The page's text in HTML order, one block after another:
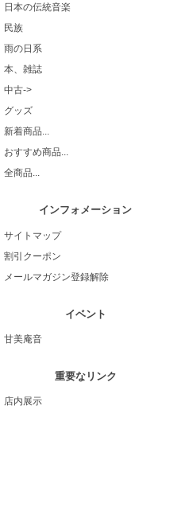
日本の伝統音楽
民族
雨の日系
本、雑誌
中古->
グッズ
新着商品...
おすすめ商品...
全商品...
インフォメーション
サイトマップ
割引クーポン
メールマガジン登録解除
イベント
甘美庵音
重要なリンク
店内展示